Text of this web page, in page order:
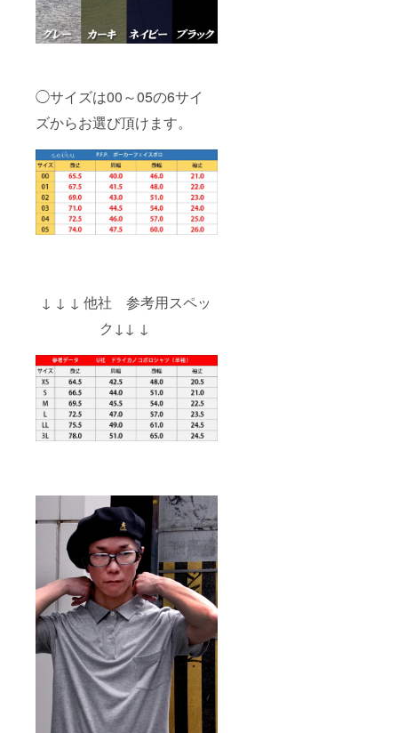
◯サイズは00～05の6サイ
ズからお選び頂けます。
↓ ↓ ↓ 他社 参考用スペッ
ク↓↓ ↓